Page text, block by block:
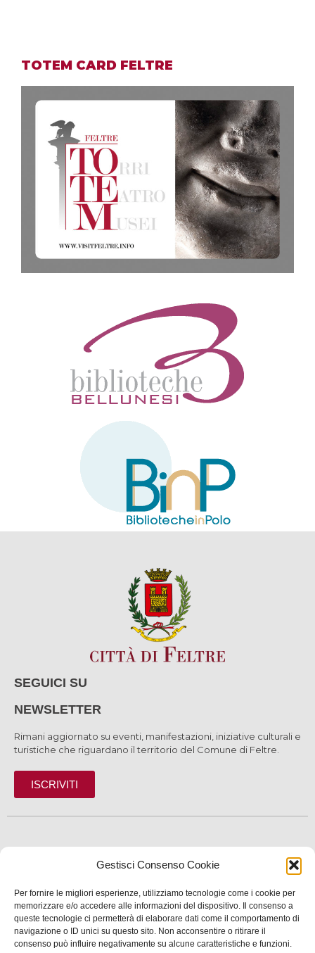
Gestisci Consenso Cookie
Per fornire le migliori esperienze, utilizziamo tecnologie come i cookie per
memorizzare e/o accedere alle informazioni del dispositivo. Il consenso a
queste tecnologie ci permetterà di elaborare dati come il comportamento di
navigazione o ID unici su questo sito. Non acconsentire o ritirare il
consenso può influire negativamente su alcune caratteristiche e funzioni.
TOTEM CARD FELTRE
SEGUICI SU
NEWSLETTER
Rimani aggiornato su eventi, manifestazioni, iniziative culturali e
turistiche che riguardano il territorio del Comune di Feltre.
ISCRIVITI
SERVIZI
INFORMAZIONI